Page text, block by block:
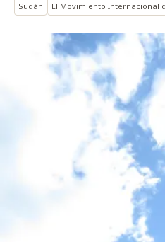
Sudán El Movimiento Internacional